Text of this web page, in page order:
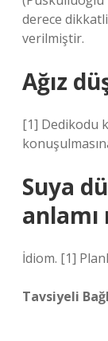
derece
verilmiştir.
Ağız
[1] Dedikodu
Suya
anlamı
İdiom. [1]
Tavsiyeli